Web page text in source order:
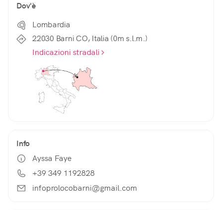
Dov'è
Lombardia
22030 Barni CO, Italia (0m s.l.m.)
Indicazioni stradali
Info
Ayssa Faye
+39 349 1192828
infoprolocobarni@gmail.com